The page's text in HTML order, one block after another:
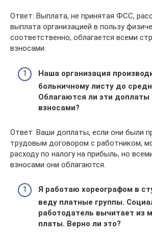
Ответ: Выплата, не принятая ФСС,
выплата организацией в пользу
соответственно, облагается всеми
взносами.
Наша организация
больничному листу до
Облагаются ли эти
взносами?
Ответ: Ваши доплаты, если они были
трудовым договором с работником,
расходу по налогу на прибыль, но
взносами они облагаются.
Я работаю хореографом в
веду платные группы.
работодатель вычитает из
платы. Верно ли это?